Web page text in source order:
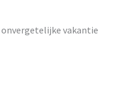
onvergetelijke vakantie